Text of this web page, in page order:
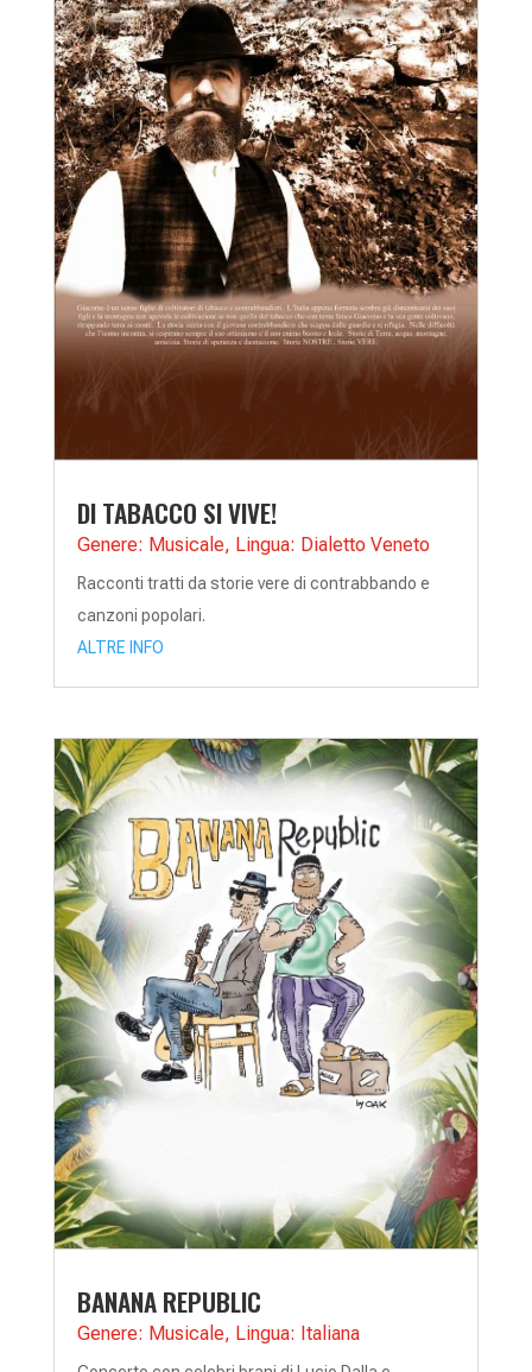
DI TABACCO SI VIVE!
Genere: Musicale, Lingua: Dialetto Veneto
Racconti tratti da storie vere di contrabbando e
canzoni popolari.
ALTRE INFO
BANANA REPUBLIC
Genere: Musicale, Lingua: Italiana